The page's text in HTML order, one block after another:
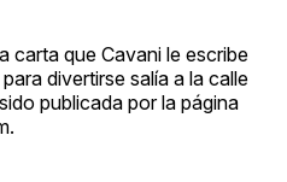
carta que Cavani le escribe
divertirse salía a la calle
publicada por la página